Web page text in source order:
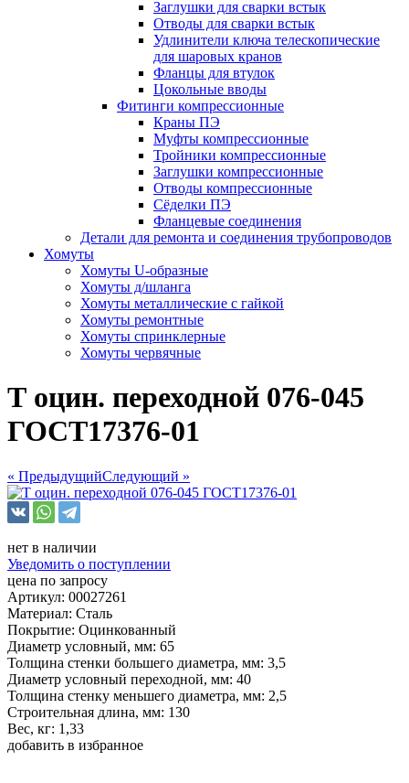
Заглушки для сварки встык
Отводы для сварки встык
Удлинители ключа телескопические
для шаровых кранов
Фланцы для втулок
Цокольные вводы
Фитинги компрессионные
Краны ПЭ
Муфты компрессионные
Тройники компрессионные
Заглушки компрессионные
Отводы компрессионные
Сёделки ПЭ
Фланцевые соединения
Детали для ремонта и соединения трубопроводов
Хомуты
Хомуты U-образные
Хомуты д/шланга
Хомуты металлические с гайкой
Хомуты ремонтные
Хомуты спринклерные
Хомуты червячные
Т оцин. переходной 076-045
ГОСТ17376-01
« ПредыдущийСледующий »
нет в наличии
Уведомить о поступлении
цена по запросу
Артикул: 00027261
Материал: Сталь
Покрытие: Оцинкованный
Диаметр условный, мм: 65
Толщина стенки большего диаметра, мм: 3,5
Диаметр условный переходной, мм: 40
Толщина стенку меньшего диаметра, мм: 2,5
Строительная длина, мм: 130
Вес, кг: 1,33
добавить в избранное